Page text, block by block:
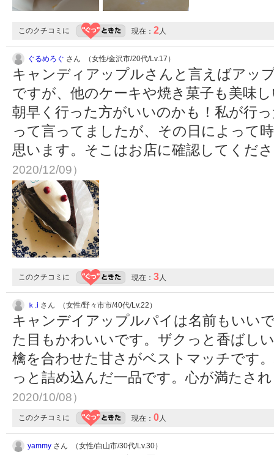
このクチコミに 現在： 2人
ぐるめろぐ さん （女性/金沢市/20代/Lv.17）
キャンディアップルさんと言えばアッ
ですが、他のケーキや焼き菓子も美味
朝早く行った方がいいのかも！私が行
って言ってましたが、その日によって
思います。そこはお店に確認してくだ
2020/12/09）
このクチコミに 現在： 3人
ｋ.i さん （女性/野々市市/40代/Lv.22）
キャンデイアップルパイは名前もいい
た目もかわいいです。ザクっと香ばし
檎を合わせた甘さがベストマッチです
っと詰め込んだ一品です。心が満たさ
2020/10/08）
このクチコミに 現在： 0人
yammy さん （女性/白山市/30代/Lv.30）